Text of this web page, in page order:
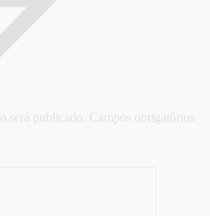
será publicado. Campos obrigatórios